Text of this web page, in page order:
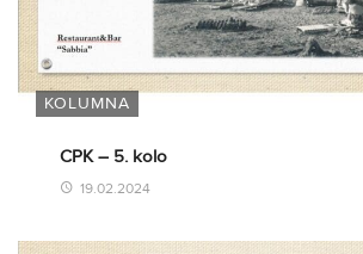
KOLUMNA
CPK – 5. kolo
19.02.2024